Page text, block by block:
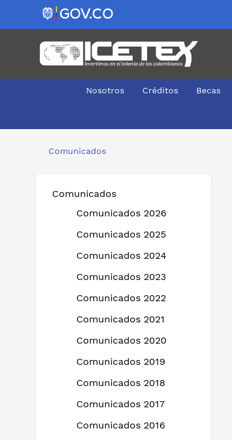
Nosotros Créditos Becas
Comunicados
Comunicados
Comunicados 2026
Comunicados 2025
Comunicados 2024
Comunicados 2023
Comunicados 2022
Comunicados 2021
Comunicados 2020
Comunicados 2019
Comunicados 2018
Comunicados 2017
Comunicados 2016